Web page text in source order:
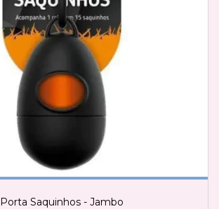
Porta Saquinhos - Jambo